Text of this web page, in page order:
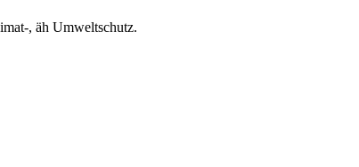
, äh Umweltschutz.